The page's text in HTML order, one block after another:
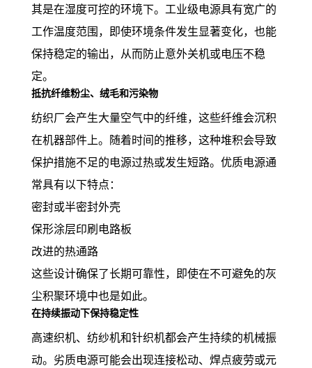
其是在湿度可控的环境下。工业级电源具有宽广的
工作温度范围，即使环境条件发生显著变化，也能
保持稳定的输出，从而防止意外关机或电压不稳
定。
抵抗纤维粉尘、绒毛和污染物
纺织厂会产生大量空气中的纤维，这些纤维会沉积
在机器部件上。随着时间的推移，这种堆积会导致
保护措施不足的电源过热或发生短路。优质电源通
常具有以下特点：
密封或半密封外壳
保形涂层印刷电路板
改进的热通路
这些设计确保了长期可靠性，即使在不可避免的灰
尘积聚环境中也是如此。
在持续振动下保持稳定性
高速织机、纺纱机和针织机都会产生持续的机械振
动。劣质电源可能会出现连接松动、焊点疲劳或元